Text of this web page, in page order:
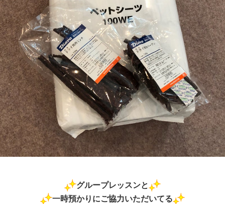
グループレッスンと
一時預かりにご協力いただいてる